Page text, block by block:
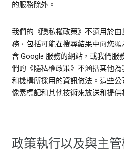
的服務除外。
我們的《隱私權政策》不適用於
務，包括可能在搜尋結果中向您
含 Google 服務的網站，或我們服
們的《隱私權政策》不涵括其他
和機構所採用的資訊做法。這些公
像素標記和其他技術來放送和提供
政策執行以及與主